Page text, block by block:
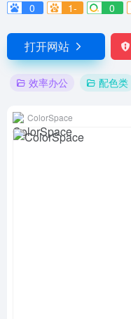
0
1- 0
打开网站
效率办公 配色类
ColorSpace